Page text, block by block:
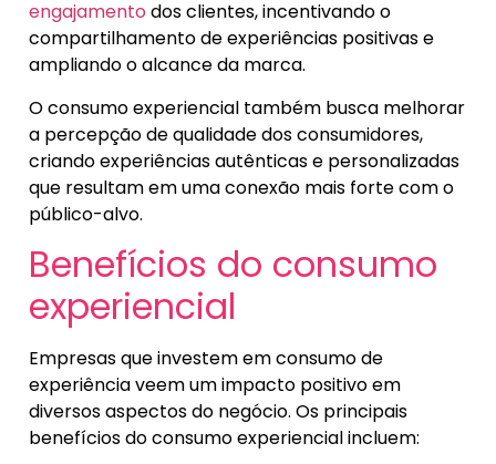
engajamento dos clientes, incentivando o
compartilhamento de experiências positivas e
ampliando o alcance da marca.
O consumo experiencial também busca melhorar
a percepção de qualidade dos consumidores,
criando experiências autênticas e personalizadas
que resultam em uma conexão mais forte com o
público-alvo.
Benefícios do consumo
experiencial
Empresas que investem em consumo de
experiência veem um impacto positivo em
diversos aspectos do negócio. Os principais
benefícios do consumo experiencial incluem: